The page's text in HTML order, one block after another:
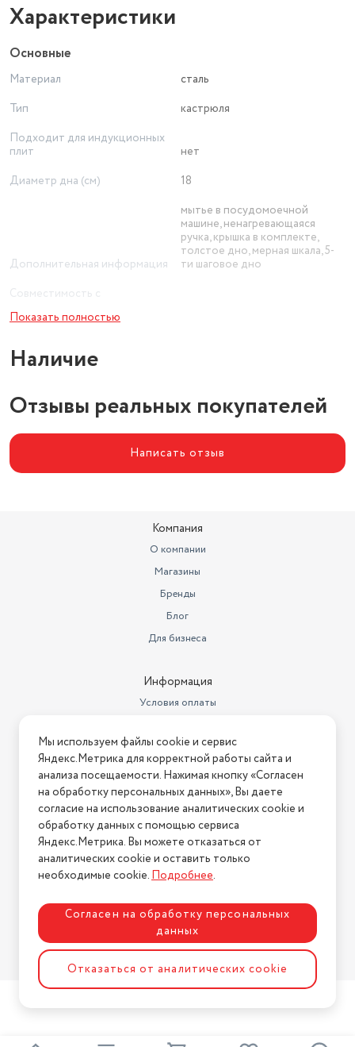
Характеристики
Основные
Материал
сталь
Тип
кастрюля
Подходит для индукционных
плит
нет
Диаметр дна (см)
18
Дополнительная информация
мытье в посудомоечной
машине, ненагревающаяся
ручка, крышка в комплекте,
толстое дно, мерная шкала, 5-
ти шаговое дно
Совместимость с
Диаметр верха
Цвет товара
Показать полностью
Наличие
Отзывы реальных покупателей
Написать отзыв
Компания
О компании
Магазины
Бренды
Блог
Для бизнеса
Информация
Условия оплаты
Условия возврата
Нашли ошибку на сайте? Напишите нам
2026 © Интернет-магазин "АстМаркет". У нас есть всё!
Политика конфиденциальности
Разработка сайтаASTDESIGN
Мы используем файлы cookie и сервис
Яндекс.Метрика для корректной работы сайта и
анализа посещаемости. Нажимая кнопку «Согласен
на обработку персональных данных», Вы даете
согласие на использование аналитических cookie и
обработку данных с помощью сервиса
Яндекс.Метрика. Вы можете отказаться от
аналитических cookie и оставить только
необходимые cookie.Подробнее.
Согласен на обработку персональных
данных
Отказаться от аналитических cookie